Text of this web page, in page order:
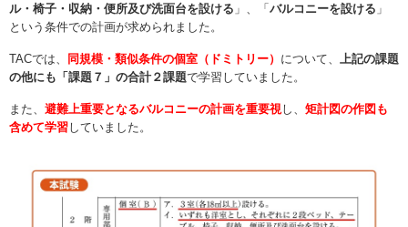
ル・椅子・収納・便所及び洗面台を設ける 」、「バルコニーを設ける 」
という条件での計画が求められました。
TACでは、 同規模・類似条件の個室（ドミトリー） について、
上記の課題
の他にも「課題７」の合計２課題で学習していました。
また、 避難上重要となるバルコニーの計画を重要視し、 矩計図の作図も
含めて学習していました。